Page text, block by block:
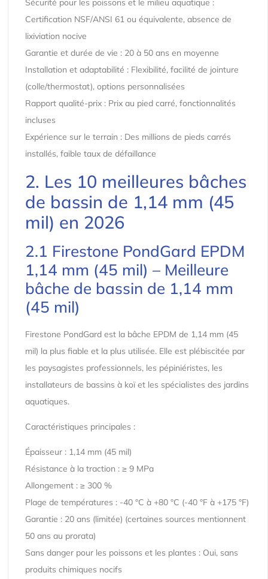
Sécurité pour les poissons et le milieu aquatique :
Certification NSF/ANSI 61 ou équivalente, absence de
lixiviation nocive
Garantie et durée de vie : 20 à 50 ans en moyenne
Installation et adaptabilité : Flexibilité, facilité de jointure
(colle/thermostat), options personnalisées
Rapport qualité-prix : Prix au pied carré, fonctionnalités
incluses
Expérience sur le terrain : Des millions de pieds carrés
installés, faible taux de défaillance
2. Les 10 meilleures bâches
de bassin de 1,14 mm (45
mil) en 2026
2.1 Firestone PondGard EPDM
1,14 mm (45 mil) – Meilleure
bâche de bassin de 1,14 mm
(45 mil)
Firestone PondGard est la bâche EPDM de 1,14 mm (45
mil) la plus fiable et la plus utilisée. Elle est plébiscitée par
les paysagistes professionnels, les pépiniéristes, les
installateurs de bassins à koï et les spécialistes des jardins
aquatiques.
Caractéristiques principales :
Épaisseur : 1,14 mm (45 mil)
Résistance à la traction : ≥ 9 MPa
Allongement : ≥ 300 %
Plage de températures : -40 °C à +80 °C (-40 °F à +175 °F)
Garantie : 20 ans (limitée) (certaines sources mentionnent
50 ans au prorata)
Sans danger pour les poissons et les plantes : Oui, sans
produits chimiques nocifs